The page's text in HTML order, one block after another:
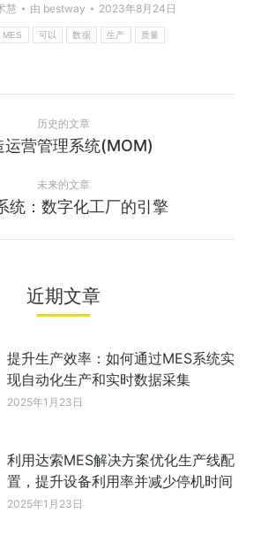
慧 由 bestway
2023年8月24日
MES 可以 数据 生产 质量
历史的文章
运营管理系统(MOM)
未来的文章
统：数字化工厂的引擎
近期文章
提升生产效率：如何通过MES系统实
现自动化生产和实时数据采集
2025年1月23日
利用达索MES解决方案优化生产线配
置，提升设备利用率并减少停机时间
2025年1月23日